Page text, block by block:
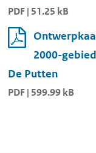
PDF | 51.25 kB
2000-
De Putten
PDF | 599.99 kB